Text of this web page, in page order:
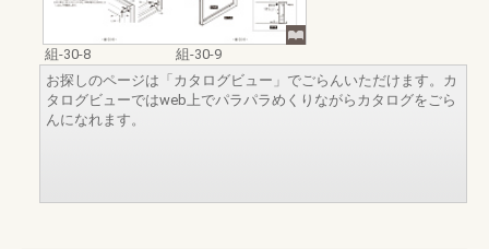
組-30-8
組-30-9
お探しのページは「カタログビュー」でごらんいただけます。カ
タログビューではweb上でパラパラめくりながらカタログをごら
んになれます。